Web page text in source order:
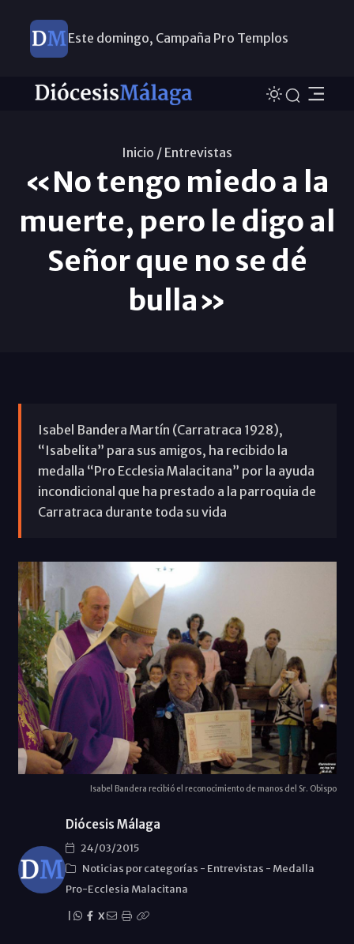
Este domingo, Campaña Pro Templos
Inicio / Entrevistas
«No tengo miedo a la
muerte, pero le digo al
Señor que no se dé
bulla»
Isabel Bandera Martín (Carratraca 1928),
“Isabelita” para sus amigos, ha recibido la
medalla “Pro Ecclesia Malacitana” por la ayuda
incondicional que ha prestado a la parroquia de
Carratraca durante toda su vida
Isabel Bandera recibió el reconocimiento de manos del Sr. Obispo
Diócesis Málaga
24/03/2015
Noticias por categorías - Entrevistas - Medalla
Pro-Ecclesia Malacitana
X